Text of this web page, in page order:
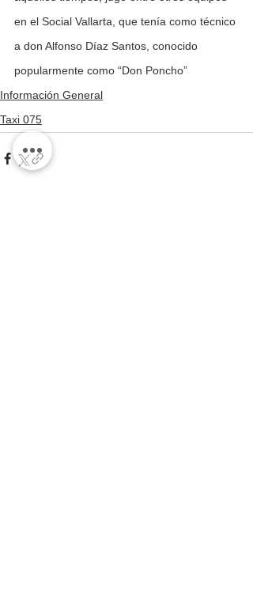
en el Social Vallarta, que tenía como técnico
a don Alfonso Díaz Santos, conocido
popularmente como “Don Poncho”
Información General
Taxi 075